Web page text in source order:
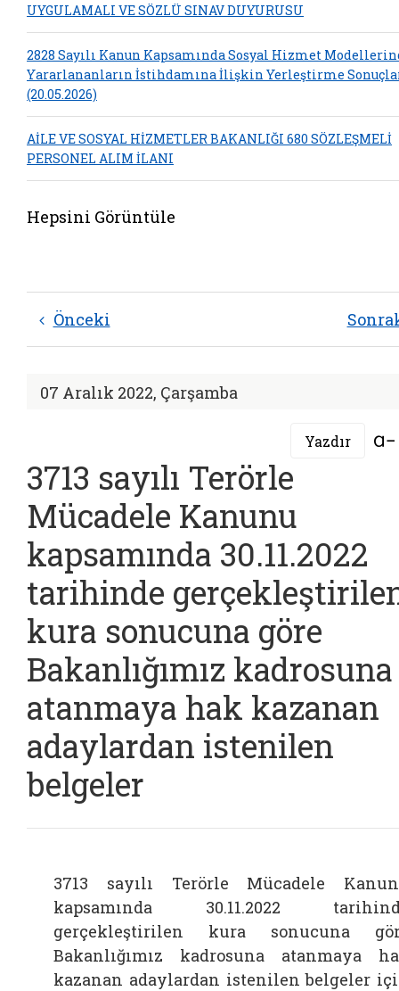
UYGULAMALI VE SÖZLÜ SINAV DUYURUSU
2828 Sayılı Kanun Kapsamında Sosyal Hizmet
Yararlananların İstihdamına İlişkin Yerleştirme
(20.05.2026)
AİLE VE SOSYAL HİZMETLER BAKANLIĞI 680 SÖZLEŞMELİ
PERSONEL ALIM İLANI
Hepsini Görüntüle
Önceki
07 Aralık 2022, Çarşamba
Yazdır
3713 sayılı Terörle
Mücadele Kanunu
kapsamında 30.11.2022
tarihinde
kura sonucuna göre
Bakanlığımız kadrosuna
atanmaya hak kazanan
adaylardan istenilen
belgeler
3713 sayılı Terörle Mücadele
kapsamında 30.11.2022
gerçekleştirilen kura sonucuna
Bakanlığımız kadrosuna atanmaya
kazanan adaylardan istenilen belgeler